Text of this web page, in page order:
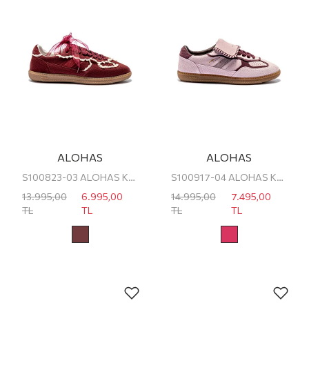
ALOHAS
S100823-03 ALOHAS KADIN SNEAKER
13.995,00
TL
6.995,00
TL
ALOHAS
S100917-04 ALOHAS KADIN SNEAKER
14.995,00
TL
7.495,00
TL